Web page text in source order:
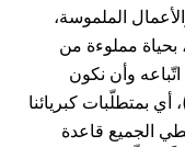
الملموسة،
بحياة مملوءة من
اتّباعه وأن نكون
علينا أن نزهد بأنفسنا (را. آية 34)، أي بمتطلّبات كبريائنا
الجميع قاعدة